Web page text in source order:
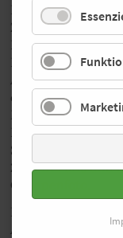
Run anbieten.
Zug oder in ein
Bisher sind wir
Bodensee oder
Auch dieses Mal
einfallen lassen“,
Marathon,
Run wissen die
Sightjogging
2007 in Paris und
Gruppenfoto.
Es darf also
Ausgabe des